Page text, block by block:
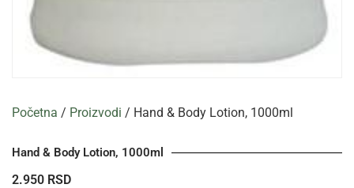
Početna / Proizvodi / Hand & Body Lotion, 1000ml
Hand & Body Lotion, 1000ml
2.950 RSD